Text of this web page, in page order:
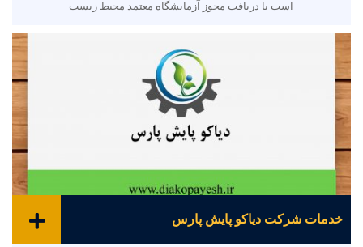
است با دریافت مجوز آزمایشگاه معتمد محیط زیست
خدمات شرکت دیاکو پایش پارس